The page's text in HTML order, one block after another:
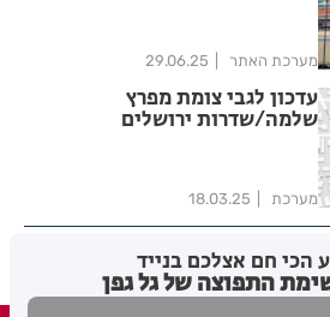
מערכת האתר 29.06.25
עדכון לגבי צומת מפרץ
שלמה/שדרות ירושלים
מערכת 18.03.25
הכי חם אצלכם בנייד
התפוצה של גל גפן